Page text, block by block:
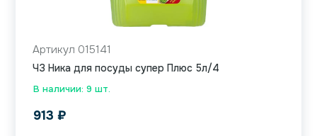
В наличии: 9 шт.
Артикул 015141
ЧЗ Ника для посуды супер Плюс 5л/4
913 ₽